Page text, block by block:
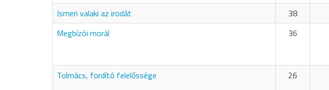
Ismeri valaki az irodát
38
Megbízói morál
36
Tolmács, fordító felelőssége
26